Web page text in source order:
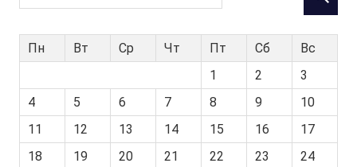
Пн Вт Ср Чт Пт Сб Вс
1 2
3
4
5 6 7 8 9
10
11
12 13 14 15 16
17
18
19 20 21 22 23
24